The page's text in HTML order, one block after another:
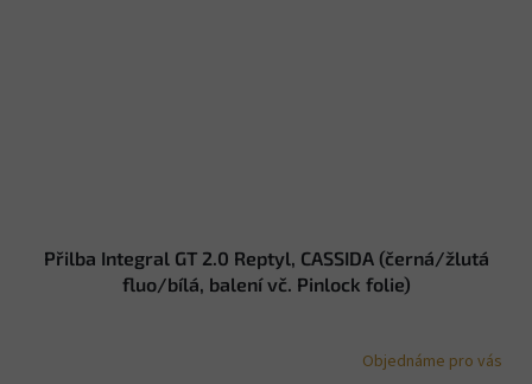
Přilba Integral GT 2.0 Reptyl, CASSIDA (černá/žlutá
fluo/bílá, balení vč. Pinlock folie)
Objednáme pro vás